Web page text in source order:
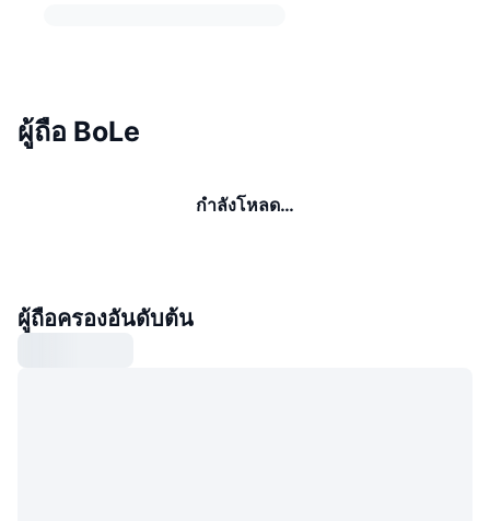
ผู้ถือ BoLe
กำลังโหลด…
ผู้ถือครองอันดับต้น